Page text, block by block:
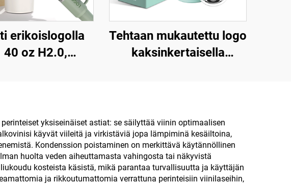
erikoislogolla
40 oz H2.0,
arkinpäivään ja
Tehtaan mukautettu logo
kaksinkertaisella
ruostumaton teräskannu
yksiseinäiset astiat: se säilyttää viinin optimaalisen
käyvät viileitä ja virkistäviä jopa lämpiminä kesäiltoina,
Kondenssion poistaminen on merkittävä käytännöllinen
huolta veden aiheuttamasta vahingosta tai näkyvistä
kosteista käsistä, mikä parantaa turvallisuutta ja käyttäjän
ja rikkoutumattomia verrattuna perinteisiin viinilaseihin,